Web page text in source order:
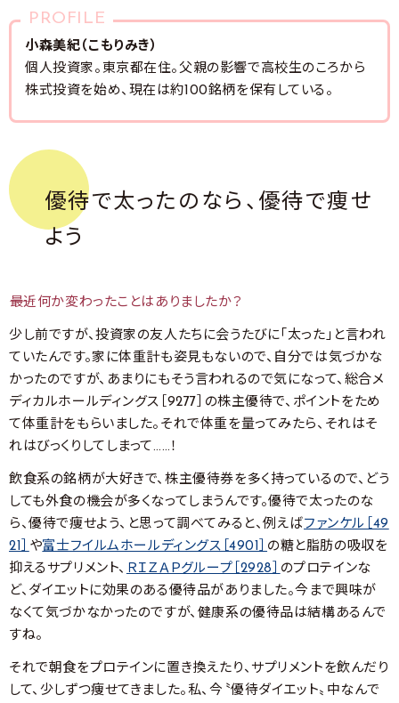
PROFILE
小森美紀（こもりみき）
個人投資家。東京都在住。父親の影響で高校生のころから
株式投資を始め、現在は約100銘柄を保有している。
優待で太ったのなら、優待で痩せ
よう
――最近何か変わったことはありましたか？
少し前ですが、投資家の友人たちに会うたびに「太った」と言われ
ていたんです。家に体重計も姿見もないので、自分では気づかな
かったのですが、あまりにもそう言われるので気になって、総合メ
ディカルホールディングス［9277］の株主優待で、ポイントをため
て体重計をもらいました。それで体重を量ってみたら、それはそ
れはびっくりしてしまって……！
飲食系の銘柄が大好きで、株主優待券を多く持っているので、どう
しても外食の機会が多くなってしまうんです。優待で太ったのな
ら、優待で痩せよう、と思って調べてみると、例えば ファンケル［49
21］ や富士フイルムホールディングス［4901］ の糖と脂肪の吸収を
抑えるサプリメント、 ＲＩＺＡＰグループ［2928］ のプロテインな
ど、ダイエットに効果のある優待品がありました。今まで興味が
なくて気づかなかったのですが、健康系の優待品は結構あるんで
すね。
それで朝食をプロテインに置き換えたり、サプリメントを飲んだり
して、少しずつ痩せてきました。私、今〝優待ダイエット〟中なんで